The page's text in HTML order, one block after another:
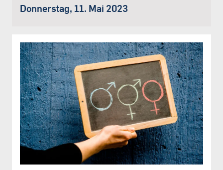
Donnerstag, 11. Mai 2023